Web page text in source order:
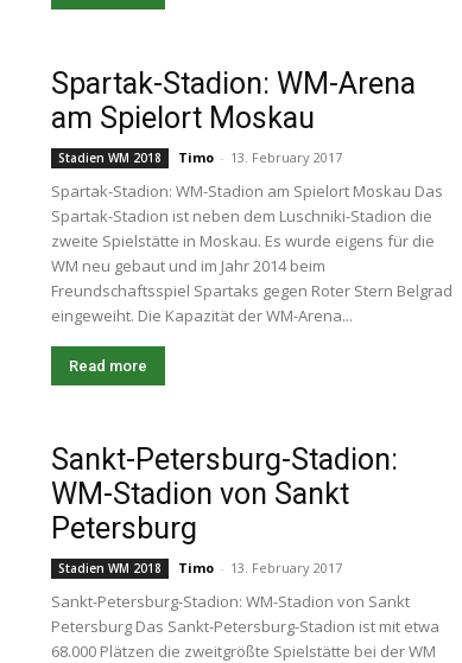
Spartak-Stadion: WM-Arena
am Spielort Moskau
Stadien WM 2018 Timo - 13. February 2017
Spartak-Stadion: WM-Stadion am Spielort Moskau Das
Spartak-Stadion ist neben dem Luschniki-Stadion die
zweite Spielstätte in Moskau. Es wurde eigens für die
WM neu gebaut und im Jahr 2014 beim
Freundschaftsspiel Spartaks gegen Roter Stern Belgrad
eingeweiht. Die Kapazität der WM-Arena...
Read more
Sankt-Petersburg-Stadion:
WM-Stadion von Sankt
Petersburg
Stadien WM 2018 Timo - 13. February 2017
Sankt-Petersburg-Stadion: WM-Stadion von Sankt
Petersburg Das Sankt-Petersburg-Stadion ist mit etwa
68.000 Plätzen die zweitgrößte Spielstätte bei der WM